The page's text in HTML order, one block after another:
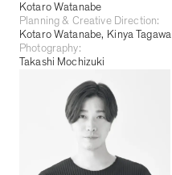
Kotaro Watanabe
Planning & Creative Direction:
Kotaro Watanabe
Kinya Tagawa
Photography:
Takashi Mochizuki